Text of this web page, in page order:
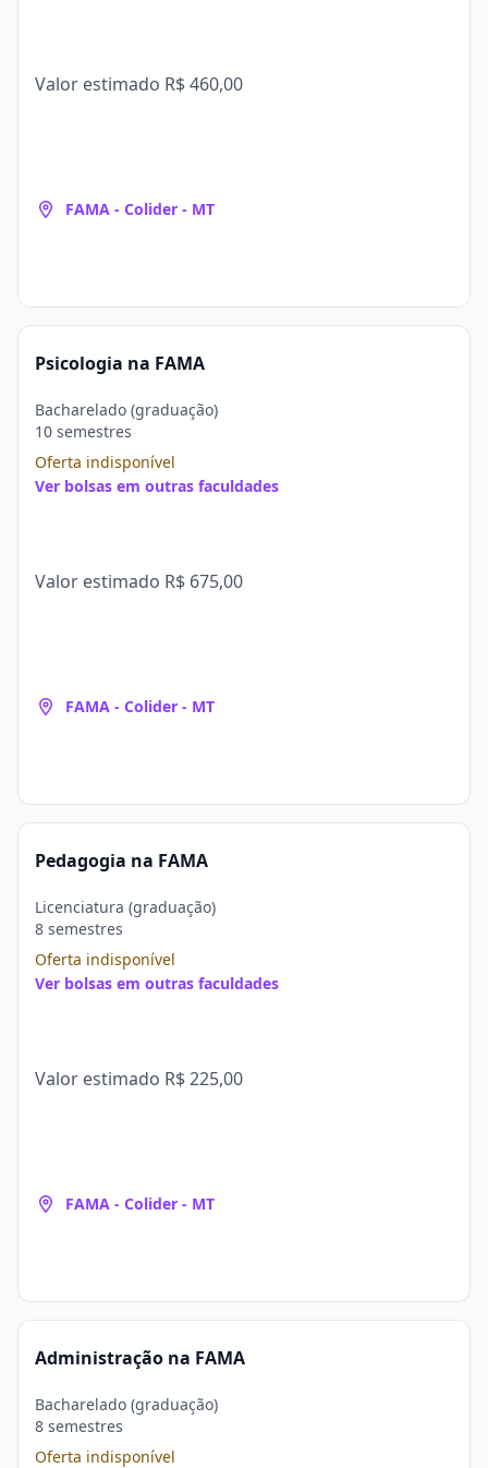
Valor estimado R$ 460,00
FAMA - Colider - MT
Psicologia na FAMA
Bacharelado (graduação)
10 semestres
Oferta indisponível
Ver bolsas em outras faculdades
Valor estimado R$ 675,00
FAMA - Colider - MT
Pedagogia na FAMA
Licenciatura (graduação)
8 semestres
Oferta indisponível
Ver bolsas em outras faculdades
Valor estimado R$ 225,00
FAMA - Colider - MT
Administração na FAMA
Bacharelado (graduação)
8 semestres
Oferta indisponível